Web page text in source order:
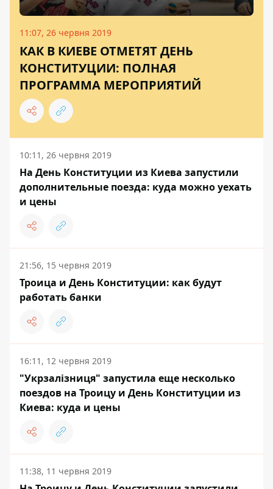
11:07, 26 червня 2019
КАК В КИЕВЕ ОТМЕТЯТ ДЕНЬ
КОНСТИТУЦИИ: ПОЛНАЯ
ПРОГРАММА МЕРОПРИЯТИЙ
10:11, 26 червня 2019
На День Конституции из Киева запустили
дополнительные поезда: куда можно уехать
и цены
21:56, 15 червня 2019
Троица и День Конституции: как будут
работать банки
16:11, 12 червня 2019
"Укрзалізниця" запустила еще несколько
поездов на Троицу и День Конституции из
Киева: куда и цены
11:38, 11 червня 2019